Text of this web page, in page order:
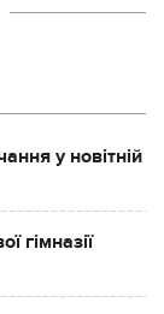
у новітній
гімназії